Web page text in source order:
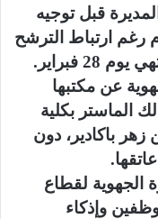
قبل توجيه
رغم ارتباط الترشح
فبراير.
عن مكتبها
الماستر بكلية
زهر باكادير، دون
الجهوية لقطاع
وإذكاء